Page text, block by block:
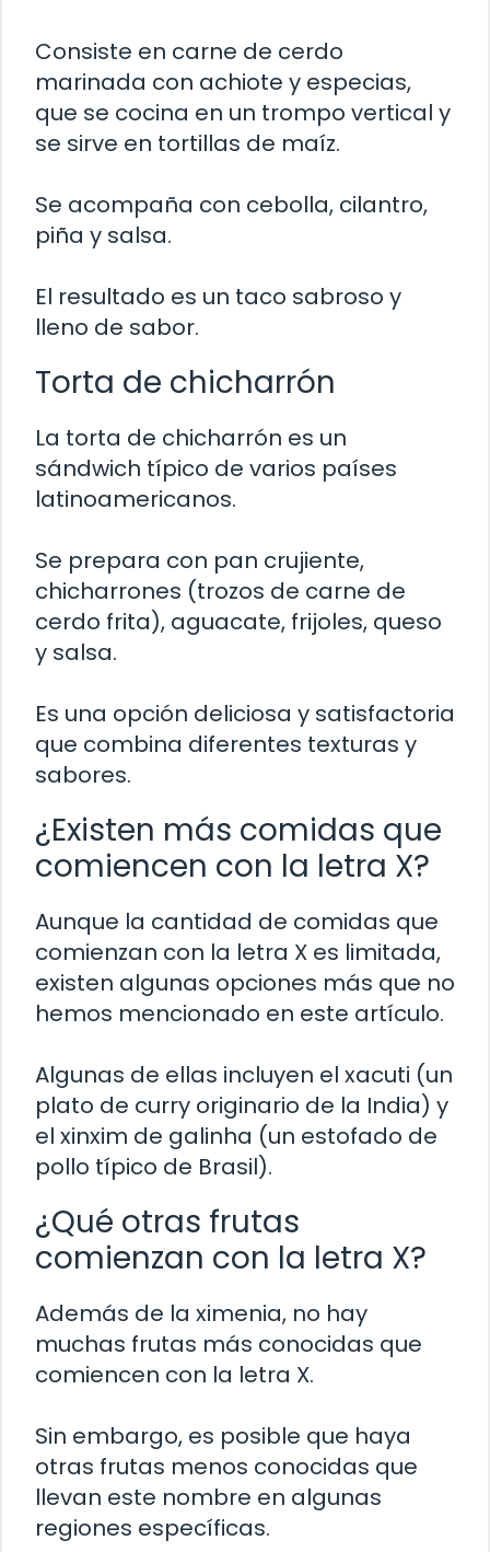
Consiste en carne de cerdo
marinada con achiote y especias,
que se cocina en un trompo vertical y
se sirve en tortillas de maíz.
Se acompaña con cebolla, cilantro,
piña y salsa.
El resultado es un taco sabroso y
lleno de sabor.
Torta de chicharrón
La torta de chicharrón es un
sándwich típico de varios países
latinoamericanos.
Se prepara con pan crujiente,
chicharrones (trozos de carne de
cerdo frita), aguacate, frijoles, queso
y salsa.
Es una opción deliciosa y satisfactoria
que combina diferentes texturas y
sabores.
¿Existen más comidas que
comiencen con la letra X?
Aunque la cantidad de comidas que
comienzan con la letra X es limitada,
existen algunas opciones más que no
hemos mencionado en este artículo.
Algunas de ellas incluyen el xacuti (un
plato de curry originario de la India) y
el xinxim de galinha (un estofado de
pollo típico de Brasil).
¿Qué otras frutas
comienzan con la letra X?
Además de la ximenia, no hay
muchas frutas más conocidas que
comiencen con la letra X.
Sin embargo, es posible que haya
otras frutas menos conocidas que
llevan este nombre en algunas
regiones específicas.